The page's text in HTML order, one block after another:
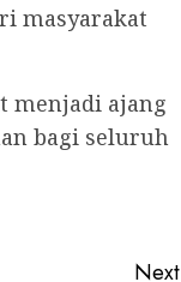
masyarakat
menjadi ajang
bagi seluruh
Next